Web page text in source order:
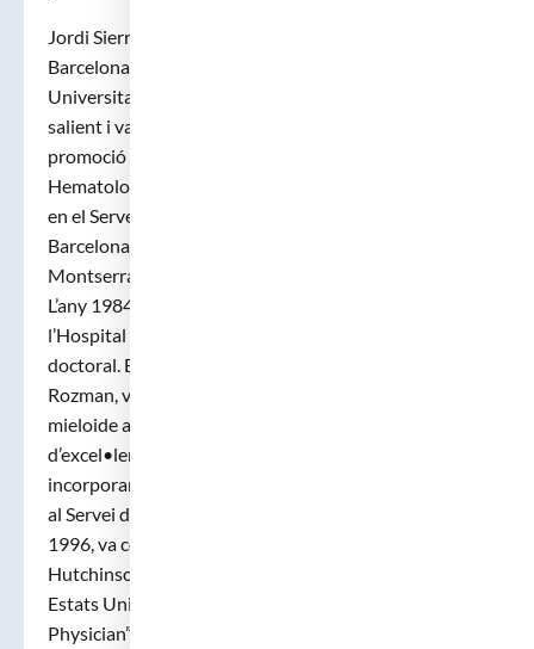
Jordi Sierra Gil va néixer el 17 de setembre de 1956 a
Barcelona. Es va llicenciar en Medicina i Cirurgia a la
Universitat de Barcelona amb la qualificació de sobre
salient i va obtenir el premi extraordinari de la
promoció 1973 – 1979. Va fer la residència en
Hematologia i Hemoteràpia, dins del programa MIR,
en el Servei d’Hematologia de l’Hospital Clínic de
Barcelona amb els professors Ciril Rozman i Emili
Montserrat, de gener de 1980 a desembre de 1983.
L’any 1984 va guanyar la beca post-residència de
l’Hospital Clínic amb el número 1 per fer la seva tesi
doctoral. El títol de la tesi, dirigida per el professor
Rozman, va ser “Factors pronòstics en la leucèmia
mieloide aguda”, obtenint la màxima qualificació
d’excel•lent “cum laude”. Al 1985, Jordi Sierra va
incorporar-se com a metge adjunt i especialista sènior
al Servei d’Hematologia del Clínic. Durant 1995 i
1996, va completar la seva formació al Fred
Hutchinson Cancer Research Center de Seattle,
Estats Units, on va treballar com a “Visiting
Physician”, amb activitat clínica i guàrdies mèdiques